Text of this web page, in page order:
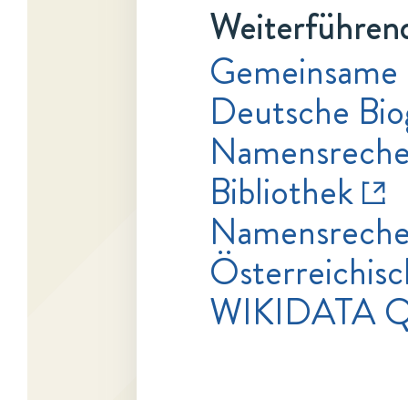
Deutsche
Bibliothek
WIKIDATA